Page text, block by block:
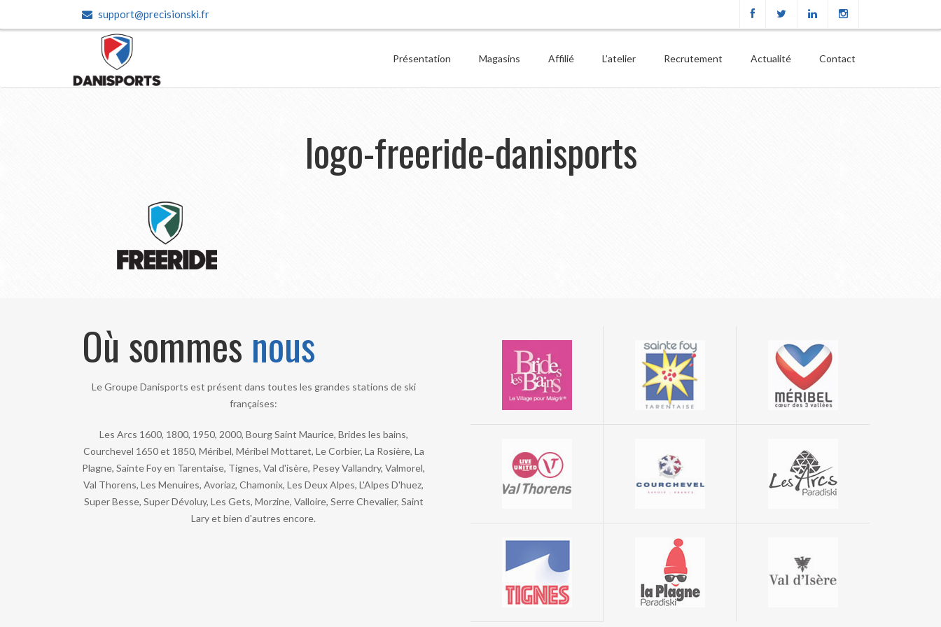
support@precisionski.fr
Présentation Magasins Affilié L’atelier Recrutement Actualité Contact
logo-freeride-danisports
Où sommes nous
Le Groupe Danisports est présent dans toutes les grandes stations de ski
françaises:
Les Arcs 1600, 1800, 1950, 2000, Bourg Saint Maurice, Brides les bains,
Courchevel 1650 et 1850, Méribel, Méribel Mottaret, Le Corbier, La Rosière, La
Plagne, Sainte Foy en Tarentaise, Tignes, Val d'isère, Pesey Vallandry, Valmorel,
Val Thorens, Les Menuires, Avoriaz, Chamonix, Les Deux Alpes, L'Alpes D'huez,
Super Besse, Super Dévoluy, Les Gets, Morzine, Valloire, Serre Chevalier, Saint
Lary et bien d'autres encore.